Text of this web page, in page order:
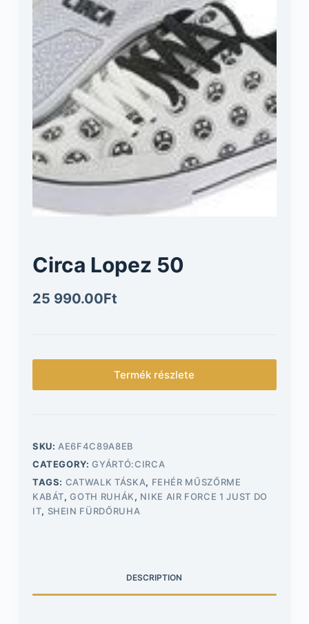
Circa Lopez 50
25 990.00Ft
Termék részlete
SKU:AE6F4C89A8EB
CATEGORY:GYÁRTÓ:CIRCA
TAGS: CATWALK TÁSKA, FEHÉR MŰSZŐRME
KABÁT,GOTH RUHÁK, NIKE AIR FORCE 1 JUST DO
IT, SHEIN FÜRDŐRUHA
DESCRIPTION